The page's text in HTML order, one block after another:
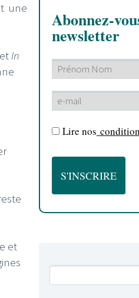
une
In
et
Abonnez-
newsletter
Lire nos